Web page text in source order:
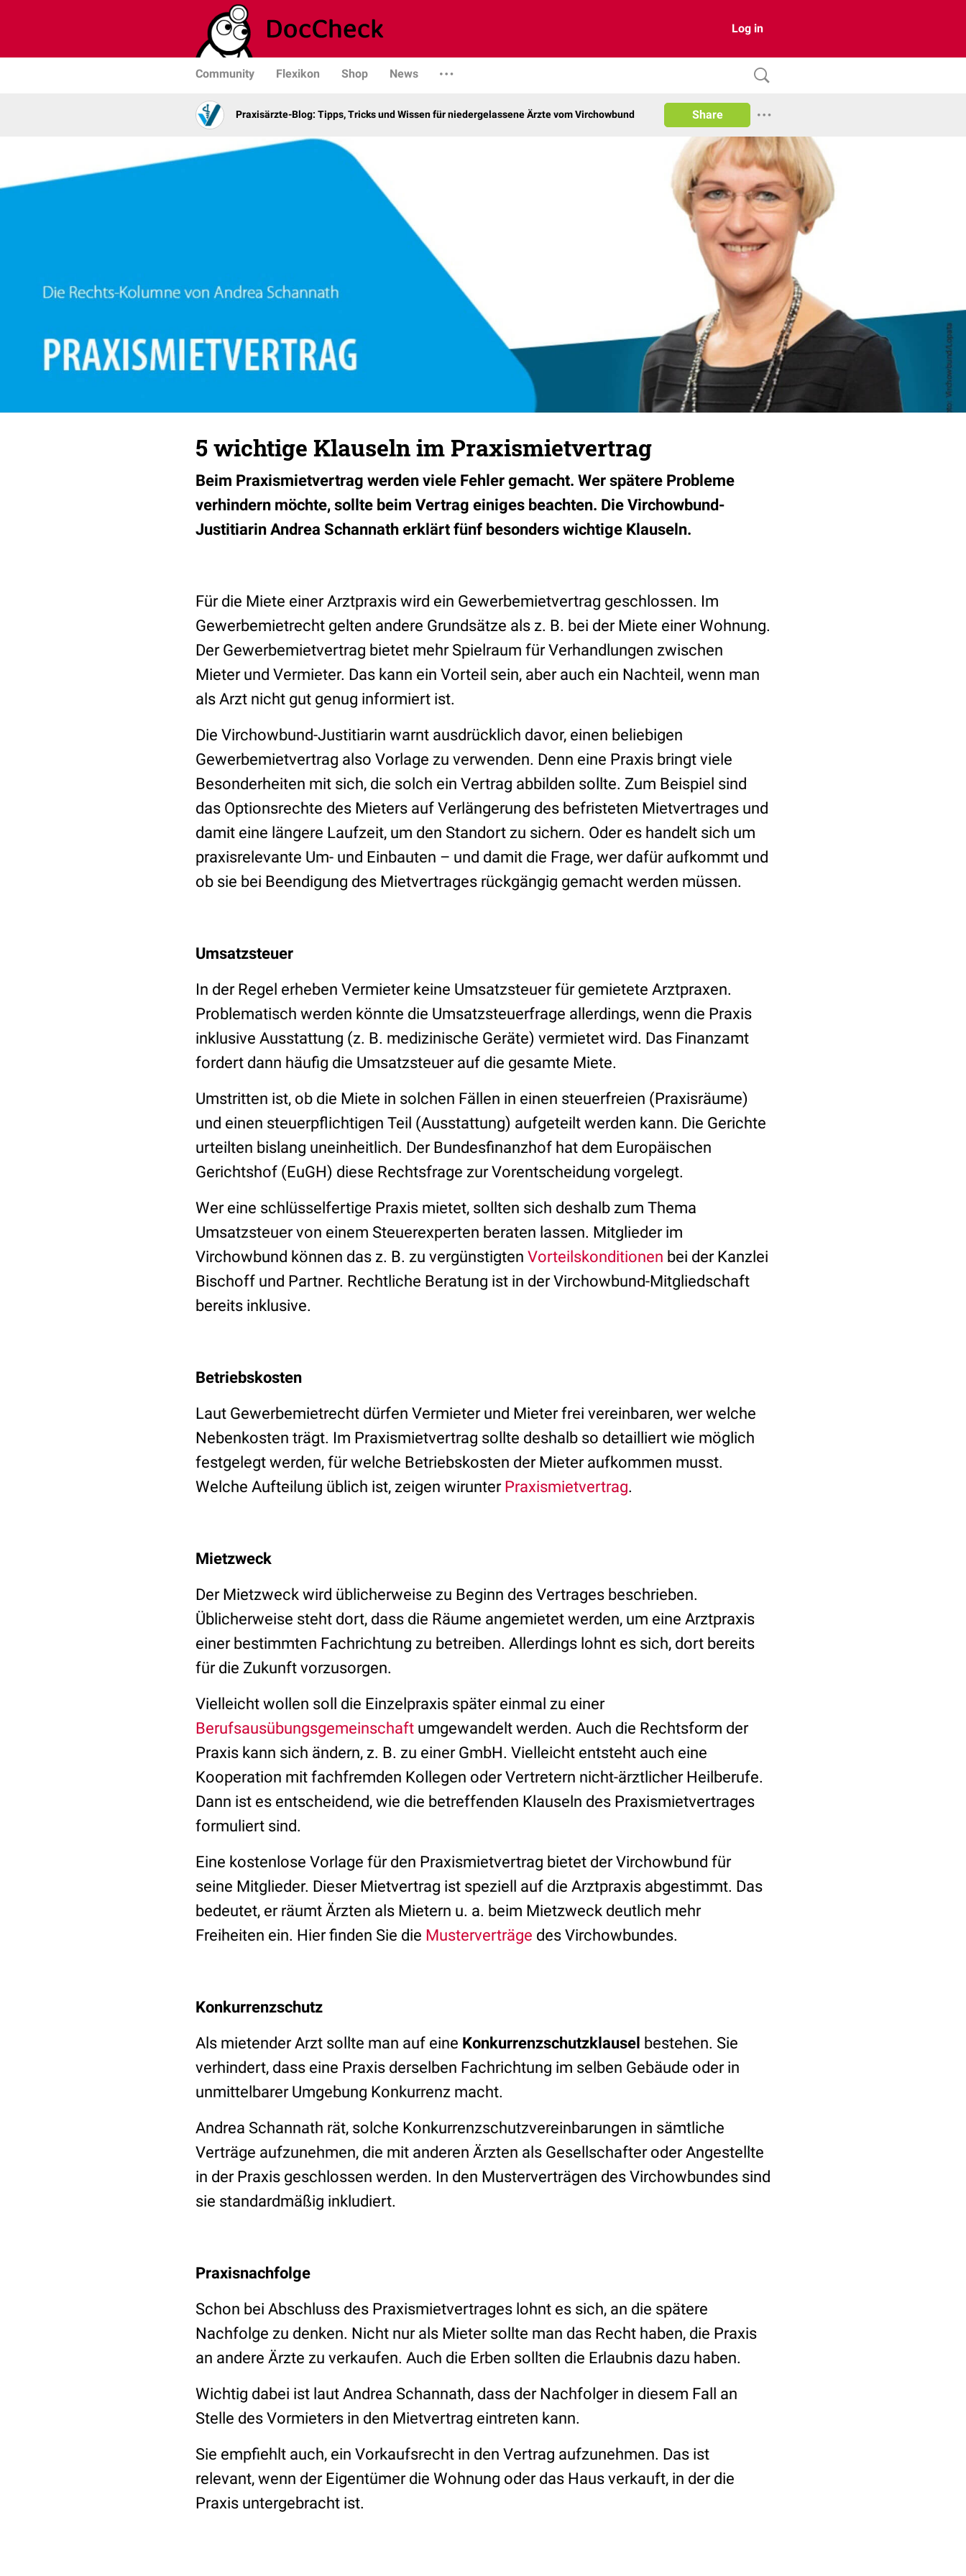
Log in
Community Flexikon Shop News
Praxisärzte-Blog: Tipps, Tricks und Wissen für niedergelassene Ärzte vom Virchowbund Share
5 wichtige Klauseln im Praxismietvertrag
Beim Praxismietvertrag werden viele Fehler gemacht. Wer spätere Probleme
verhindern möchte, sollte beim Vertrag einiges beachten. Die Virchowbund-
Justitiarin Andrea Schannath erklärt fünf besonders wichtige Klauseln.
Für die Miete einer Arztpraxis wird ein Gewerbemietvertrag geschlossen. Im
Gewerbemietrecht gelten andere Grundsätze als z. B. bei der Miete einer Wohnung.
Der Gewerbemietvertrag bietet mehr Spielraum für Verhandlungen zwischen
Mieter und Vermieter. Das kann ein Vorteil sein, aber auch ein Nachteil, wenn man
als Arzt nicht gut genug informiert ist.
Die Virchowbund-Justitiarin warnt ausdrücklich davor, einen beliebigen
Gewerbemietvertrag also Vorlage zu verwenden. Denn eine Praxis bringt viele
Besonderheiten mit sich, die solch ein Vertrag abbilden sollte. Zum Beispiel sind
das Optionsrechte des Mieters auf Verlängerung des befristeten Mietvertrages und
damit eine längere Laufzeit, um den Standort zu sichern. Oder es handelt sich um
praxisrelevante Um- und Einbauten – und damit die Frage, wer dafür aufkommt und
ob sie bei Beendigung des Mietvertrages rückgängig gemacht werden müssen.
Umsatzsteuer
In der Regel erheben Vermieter keine Umsatzsteuer für gemietete Arztpraxen.
Problematisch werden könnte die Umsatzsteuerfrage allerdings, wenn die Praxis
inklusive Ausstattung (z. B. medizinische Geräte) vermietet wird. Das Finanzamt
fordert dann häufig die Umsatzsteuer auf die gesamte Miete.
Umstritten ist, ob die Miete in solchen Fällen in einen steuerfreien (Praxisräume)
und einen steuerpflichtigen Teil (Ausstattung) aufgeteilt werden kann. Die Gerichte
urteilten bislang uneinheitlich. Der Bundesfinanzhof hat dem Europäischen
Gerichtshof (EuGH) diese Rechtsfrage zur Vorentscheidung vorgelegt.
Wer eine schlüsselfertige Praxis mietet, sollten sich deshalb zum Thema
Umsatzsteuer von einem Steuerexperten beraten lassen. Mitglieder im
Virchowbund können das z. B. zu vergünstigten Vorteilskonditionen bei der Kanzlei
Bischoff und Partner. Rechtliche Beratung ist in der Virchowbund-Mitgliedschaft
bereits inklusive.
Betriebskosten
Laut Gewerbemietrecht dürfen Vermieter und Mieter frei vereinbaren, wer welche
Nebenkosten trägt. Im Praxismietvertrag sollte deshalb so detailliert wie möglich
festgelegt werden, für welche Betriebskosten der Mieter aufkommen musst.
Welche Aufteilung üblich ist, zeigen wirunter Praxismietvertrag.
Mietzweck
Der Mietzweck wird üblicherweise zu Beginn des Vertrages beschrieben.
Üblicherweise steht dort, dass die Räume angemietet werden, um eine Arztpraxis
einer bestimmten Fachrichtung zu betreiben. Allerdings lohnt es sich, dort bereits
für die Zukunft vorzusorgen.
Vielleicht wollen soll die Einzelpraxis später einmal zu einer
Berufsausübungsgemeinschaft umgewandelt werden. Auch die Rechtsform der
Praxis kann sich ändern, z. B. zu einer GmbH. Vielleicht entsteht auch eine
Kooperation mit fachfremden Kollegen oder Vertretern nicht-ärztlicher Heilberufe.
Dann ist es entscheidend, wie die betreffenden Klauseln des Praxismietvertrages
formuliert sind.
Eine kostenlose Vorlage für den Praxismietvertrag bietet der Virchowbund für
seine Mitglieder. Dieser Mietvertrag ist speziell auf die Arztpraxis abgestimmt. Das
bedeutet, er räumt Ärzten als Mietern u. a. beim Mietzweck deutlich mehr
Freiheiten ein. Hier finden Sie die Musterverträge des Virchowbundes.
Konkurrenzschutz
Als mietender Arzt sollte man auf eine Konkurrenzschutzklausel bestehen. Sie
verhindert, dass eine Praxis derselben Fachrichtung im selben Gebäude oder in
unmittelbarer Umgebung Konkurrenz macht.
Andrea Schannath rät, solche Konkurrenzschutzvereinbarungen in sämtliche
Verträge aufzunehmen, die mit anderen Ärzten als Gesellschafter oder Angestellte
in der Praxis geschlossen werden. In den Musterverträgen des Virchowbundes sind
sie standardmäßig inkludiert.
Praxisnachfolge
Schon bei Abschluss des Praxismietvertrages lohnt es sich, an die spätere
Nachfolge zu denken. Nicht nur als Mieter sollte man das Recht haben, die Praxis
an andere Ärzte zu verkaufen. Auch die Erben sollten die Erlaubnis dazu haben.
Wichtig dabei ist laut Andrea Schannath, dass der Nachfolger in diesem Fall an
Stelle des Vormieters in den Mietvertrag eintreten kann.
Sie empfiehlt auch, ein Vorkaufsrecht in den Vertrag aufzunehmen. Das ist
relevant, wenn der Eigentümer die Wohnung oder das Haus verkauft, in der die
Praxis untergebracht ist.